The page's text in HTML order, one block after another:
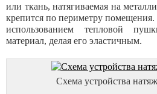
или ткань, натягиваемая на
крепится по периметру
использованием тепловой
материал, делая его эластичным.
Схема устройства